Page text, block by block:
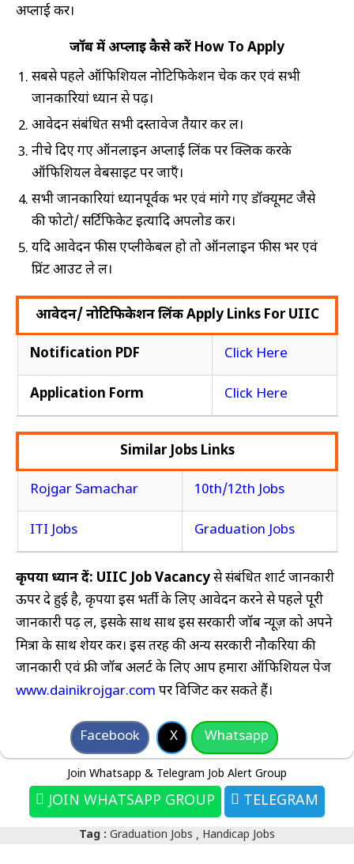
अप्लाई करें।
जॉब में अप्लाई कैसे करें How To Apply
सबसे पहले ऑफिशियल नोटिफिकेशन चेक करें एवं सभी
जानकारियां ध्यान से पढ़ें।
आवेदन संबंधित सभी दस्तावेज तैयार कर लें।
नीचे दिए गए ऑनलाइन अप्लाई लिंक पर क्लिक करके
ऑफिशियल वेबसाइट पर जाएँ।
सभी जानकारियां ध्यानपूर्वक भरें एवं मांगे गए डॉक्यूमेंट जैसे
की फोटो/ सर्टिफिकेट इत्यादि अपलोड करें।
यदि आवेदन फीस एप्लीकेबल हो तो ऑनलाइन फीस भरें एवं
प्रिंट आउट ले लें।
आवेदन/ नोटिफिकेशन लिंक Apply Links For UIIC
Notification PDF Click Here
Application Form Click Here
Similar Jobs Links
Rojgar Samachar 10th/12th Jobs
ITI Jobs Graduation Jobs
कृपया ध्यान दें: UIICJob Vacancyसे संबंधित शार्ट जानकारी
ऊपर दे हुई है, कृपया इस भर्ती के लिए आवेदन करने से पहले पूरी
जानकारी पढ़ लें, इसके साथ साथ इस सरकारी जॉब न्यूज़ को अपने
मित्रों के साथ शेयर करें। इस तरह की अन्य सरकारी नौकरियों की
जानकारी एवं फ्री जॉब अलर्ट के लिए आप हमारा ऑफिशियल पेज
www.dainikrojgar.com पर विजिट कर सकते हैं।
Facebook X Whatsapp
Join Whatsapp & Telegram Job Alert Group
JOIN WHATSAPP GROUP TELEGRAM
Tag : Graduation Jobs , Handicap Jobs